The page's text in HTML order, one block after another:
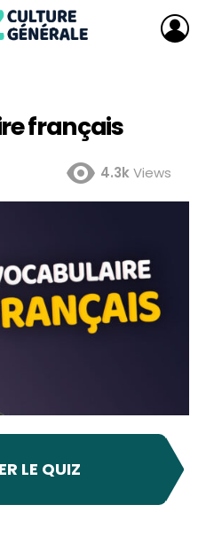
français
4.3kViews
LE QUIZ